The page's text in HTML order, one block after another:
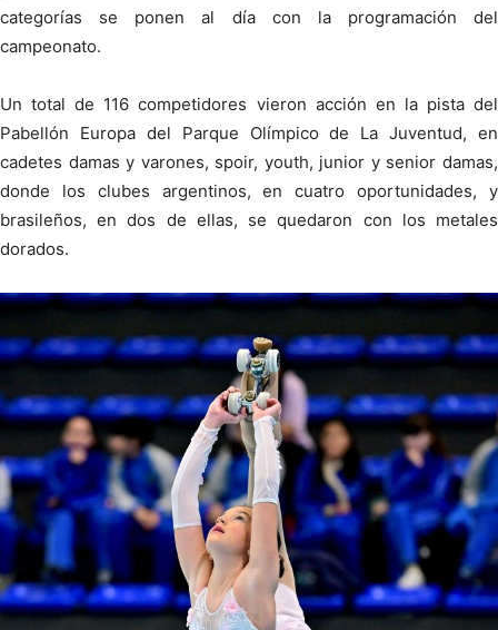
categorías se ponen al día con la programación del
campeonato.
Un total de 116 competidores vieron acción en la pista del
Pabellón Europa del Parque Olímpico de La Juventud, en
cadetes damas y varones, spoir, youth, junior y senior damas,
donde los clubes argentinos, en cuatro oportunidades, y
brasileños, en dos de ellas, se quedaron con los metales
dorados.